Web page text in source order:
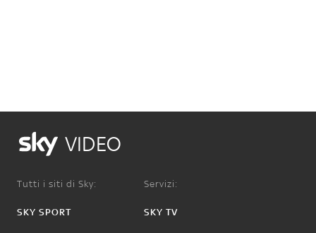
VIDEO
Tutti i siti di Sky:
SKY SPORT
Servizi:
SKY TV